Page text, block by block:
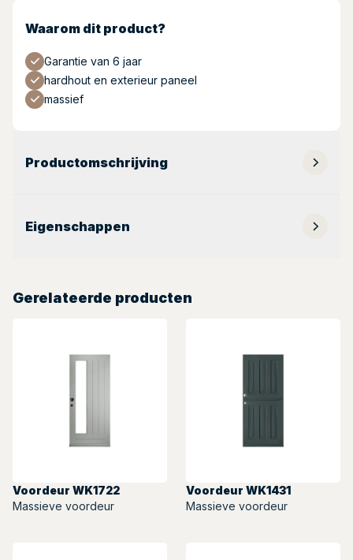
Waarom dit product?
Garantie van 6 jaar
hardhout en exterieur paneel
massief
Productomschrijving
Eigenschappen
Gerelateerde producten
Voordeur WK1722
Massieve voordeur
Voordeur WK1431
Massieve voordeur